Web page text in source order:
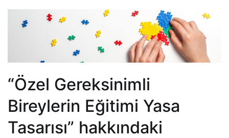
“Özel Gereksinimli
Bireylerin Eğitimi Yasa
Tasarısı” hakkındaki